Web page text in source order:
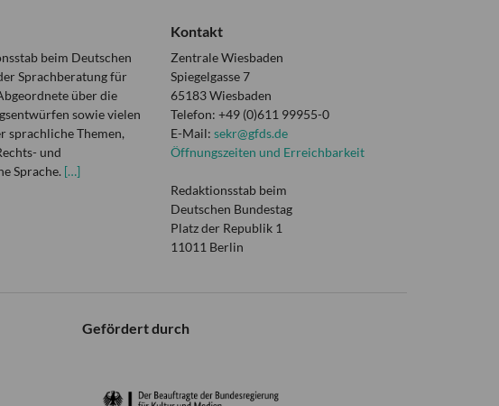
beim Deutschen
Sprachberatung für
über die
sowie vielen
sprachliche Themen,
und
Sprache. […]
Kontakt
Zentrale Wiesbaden
Spiegelgasse 7
65183 Wiesbaden
Telefon: +49 (0)611 99955-0
E-Mail: sekr@gfds.de
Öffnungszeiten und Erreichbarkeit
Redaktionsstab beim
Deutschen Bundestag
Platz der Republik 1
11011 Berlin
Gefördert durch